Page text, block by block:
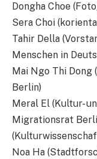
Dongha Choe
Sera Choi
Tahir Della
Menschen in
Mai Ngo Thi Dong
Berlin)
Meral El (Kultur-
Migrationsrat
Noa Ha